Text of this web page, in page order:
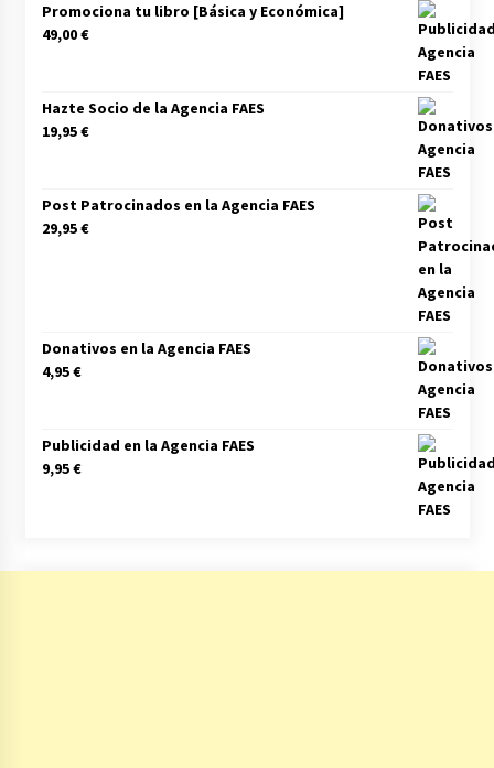
Promociona tu libro [Básica y Económica]
49,00€
Hazte Socio de la Agencia FAES
19,95€
Post Patrocinados en la Agencia FAES
29,95€
Donativos en la Agencia FAES
4,95€
Publicidad en la Agencia FAES
9,95€